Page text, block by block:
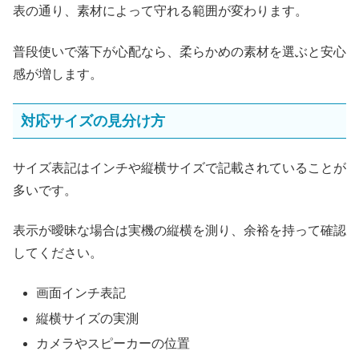
表の通り、素材によって守れる範囲が変わります。
普段使いで落下が心配なら、柔らかめの素材を選ぶと安心
感が増します。
対応サイズの見分け方
サイズ表記はインチや縦横サイズで記載されていることが
多いです。
表示が曖昧な場合は実機の縦横を測り、余裕を持って確認
してください。
画面インチ表記
縦横サイズの実測
カメラやスピーカーの位置